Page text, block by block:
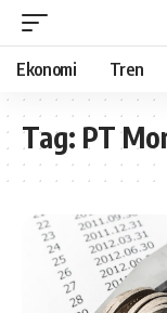
Ekonomi Tren
Tag: PT